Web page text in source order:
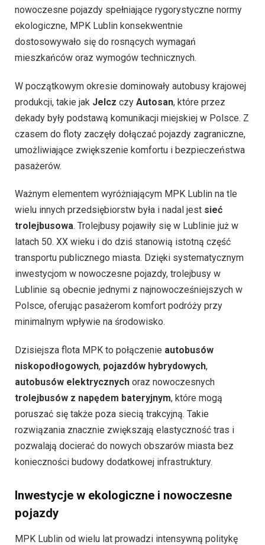
nowoczesne pojazdy spełniające rygorystyczne normy
ekologiczne, MPK Lublin konsekwentnie
dostosowywało się do rosnących wymagań
mieszkańców oraz wymogów technicznych.
W początkowym okresie dominowały autobusy krajowej
produkcji, takie jak Jelcz czy Autosan, które przez
dekady były podstawą komunikacji miejskiej w Polsce. Z
czasem do floty zaczęły dołączać pojazdy zagraniczne,
umożliwiające zwiększenie komfortu i bezpieczeństwa
pasażerów.
Ważnym elementem wyróżniającym MPK Lublin na tle
wielu innych przedsiębiorstw była i nadal jest sieć
trolejbusowa. Trolejbusy pojawiły się w Lublinie już w
latach 50. XX wieku i do dziś stanowią istotną część
transportu publicznego miasta. Dzięki systematycznym
inwestycjom w nowoczesne pojazdy, trolejbusy w
Lublinie są obecnie jednymi z najnowocześniejszych w
Polsce, oferując pasażerom komfort podróży przy
minimalnym wpływie na środowisko.
Dzisiejsza flota MPK to połączenie autobusów
niskopodłogowych, pojazdów hybrydowych,
autobusów elektrycznych oraz nowoczesnych
trolejbusów z napędem bateryjnym, które mogą
poruszać się także poza siecią trakcyjną. Takie
rozwiązania znacznie zwiększają elastyczność tras i
pozwalają docierać do nowych obszarów miasta bez
konieczności budowy dodatkowej infrastruktury.
Inwestycje w ekologiczne i nowoczesne
pojazdy
MPK Lublin od wielu lat prowadzi intensywną politykę